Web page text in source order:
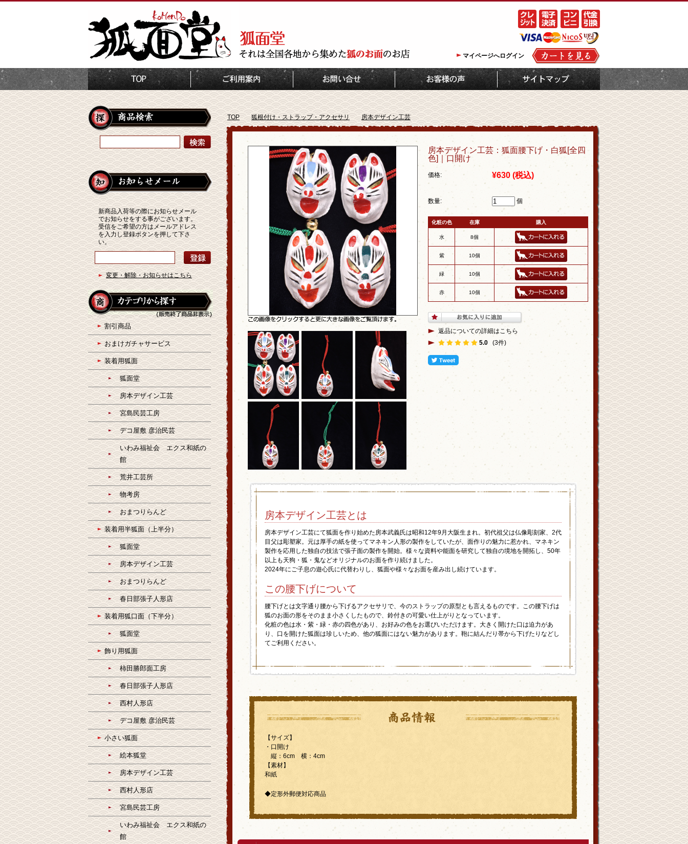
マイページへログイン
TOP 狐根付け・ストラップ・アクセサリ 房本デザイン工芸
房本デザイン工芸：狐面腰下げ・白狐[全四
色]｜口開け
価格: ¥630 (税込)
数量: 個
化粧の色 在庫 購入
水 8個
紫 10個
緑 10個
赤 10個
返品についての詳細はこちら
5.0
(3件)
房本デザイン工芸とは
房本デザイン工芸にて狐面を作り始めた房本武義氏は昭和12年9月大阪生まれ。初代祖父は仏像彫刻家、2代
目父は彫塑家。元は厚手の紙を使ってマネキン人形の製作をしていたが、面作りの魅力に惹かれ、マネキン
製作を応用した独自の技法で張子面の製作を開始。様々な資料や能面を研究して独自の境地を開拓し、50年
以上も天狗・狐・鬼などオリジナルのお面を作り続けました。
2024年にご子息の遊心氏に代替わりし、狐面や様々なお面を産み出し続けています。
この腰下げについて
腰下げとは文字通り腰から下げるアクセサリで、今のストラップの原型とも言えるものです。この腰下げは
狐のお面の形をそのまま小さくしたもので、鈴付きの可愛い仕上がりとなっています。
化粧の色は水・紫・緑・赤の四色があり、お好みの色をお選びいただけます。大きく開けた口は迫力があ
り、口を開けた狐面は珍しいため、他の狐面にはない魅力があります。鞄に結んだり帯から下げたりなどし
てご利用ください。
【サイズ】
・口開け
縦：6cm 横：4cm
【素材】
和紙
◆定形外郵便対応商品
新商品入荷等の際にお知らせメール
でお知らせをする事がございます。
受信をご希望の方はメールアドレス
を入力し登録ボタンを押して下さ
い。
変更・解除・お知らせはこちら
割引商品
おまけガチャサービス
装着用狐面
狐面堂
房本デザイン工芸
宮島民芸工房
デコ屋敷 彦治民芸
いわみ福祉会 エクス和紙の
館
荒井工芸所
物考房
おまつりらんど
装着用半狐面（上半分）
狐面堂
房本デザイン工芸
おまつりらんど
春日部張子人形店
装着用狐口面（下半分）
狐面堂
飾り用狐面
柿田勝郎面工房
春日部張子人形店
西村人形店
デコ屋敷 彦治民芸
小さい狐面
絵本狐堂
房本デザイン工芸
西村人形店
宮島民芸工房
いわみ福祉会 エクス和紙の
館